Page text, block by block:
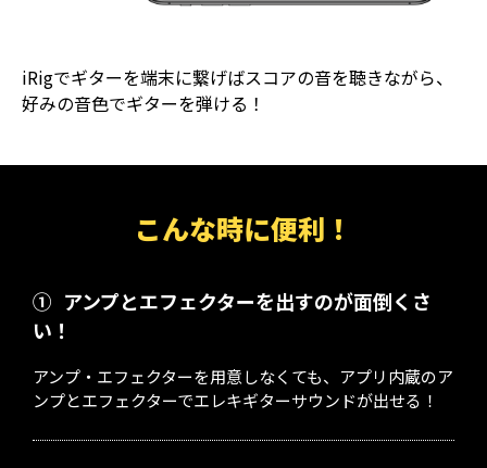
iRigでギターを端末に繋げばスコアの音を聴きながら、
好みの音色でギターを弾ける！
こんな時に便利！
① アンプとエフェクターを出すのが面倒くさ
い！
アンプ・エフェクターを用意しなくても、アプリ内蔵のア
ンプとエフェクターでエレキギターサウンドが出せる！